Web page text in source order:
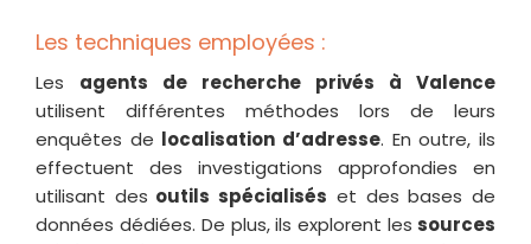
Les techniques employées :
Les agents de recherche privés à Valence
utilisent différentes méthodes lors de leurs
enquêtes de localisation d’adresse. En outre, ils
effectuent des investigations approfondies en
utilisant des outils spécialisés et des bases de
données dédiées. De plus, ils explorent les sources